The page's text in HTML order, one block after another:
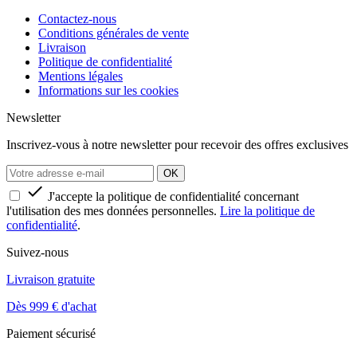
Contactez-nous
Conditions générales de vente
Livraison
Politique de confidentialité
Mentions légales
Informations sur les cookies
Newsletter
Inscrivez-vous à notre newsletter pour recevoir des offres exclusives
 J'accepte la politique de confidentialité concernant
l'utilisation des mes données personnelles. Lire la politique de
confidentialité.
Suivez-nous
Livraison gratuite
Dès 999 € d'achat
Paiement sécurisé